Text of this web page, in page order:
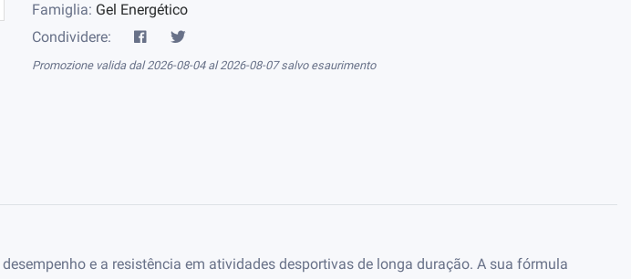
Famiglia: Gel Energético
Condividere:
Promozione valida dal 2026-08-04 al 2026-08-07 salvo esaurimento
e a resistência em atividades desportivas de longa duração. A sua fórmula